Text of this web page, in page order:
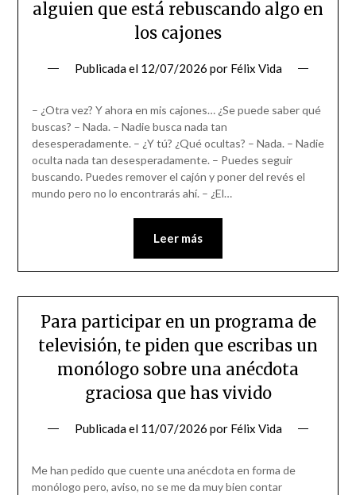
alguien que está rebuscando algo en
los cajones
Publicada el 12/07/2026 por Félix Vida
– ¿Otra vez? Y ahora en mis cajones… ¿Se puede saber qué
buscas? – Nada. – Nadie busca nada tan
desesperadamente. – ¿Y tú? ¿Qué ocultas? – Nada. – Nadie
oculta nada tan desesperadamente. – Puedes seguir
buscando. Puedes remover el cajón y poner del revés el
mundo pero no lo encontrarás ahí. – ¿El…
Leer más
Para participar en un programa de
televisión, te piden que escribas un
monólogo sobre una anécdota
graciosa que has vivido
Publicada el 11/07/2026 por Félix Vida
Me han pedido que cuente una anécdota en forma de
monólogo pero, aviso, no se me da muy bien contar